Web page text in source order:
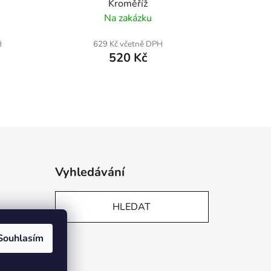
Kroměříž
Na zakázku
629 Kč včetně DPH
520 Kč
Vyhledávání
HLEDAT